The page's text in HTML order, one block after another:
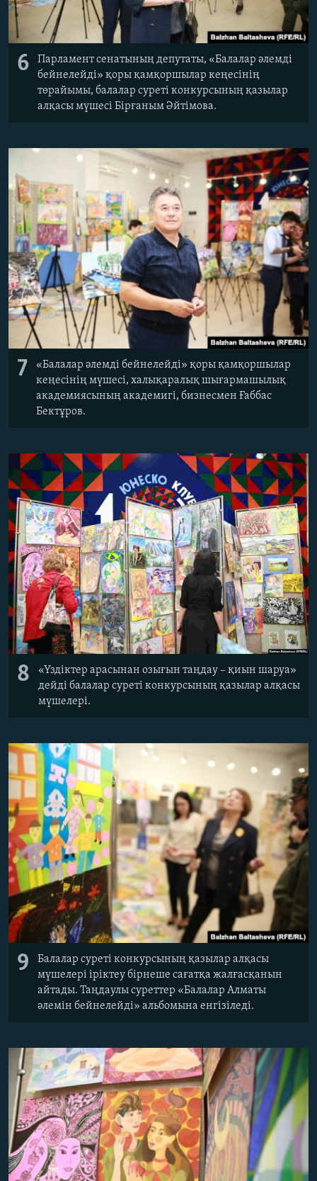
6
Парламент сенатының депутаты, «Балалар әлемді
бейнелейді» қоры қамқоршылар кеңесінің
төрайымы, балалар суреті конкурсының қазылар
алқасы мүшесі Бірғаным Әйтімова.
7
«Балалар әлемді бейнелейді» қоры қамқоршылар
кеңесінің мүшесі, халықаралық шығармашылық
академиясының академигі, бизнесмен Ғаббас
Бектұров.
8
«Үздіктер арасынан озығын таңдау – қиын шаруа»
дейді балалар суреті конкурсының қазылар алқасы
мүшелері.
9
Балалар суреті конкурсының қазылар алқасы
мүшелері іріктеу бірнеше сағатқа жалғасқанын
айтады. Таңдаулы суреттер «Балалар Алматы
әлемін бейнелейді» альбомына енгізіледі.